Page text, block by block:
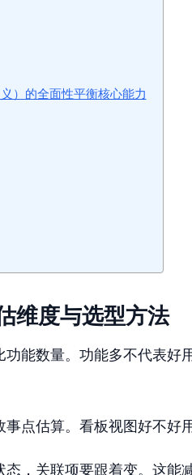
）的全面性平衡核心能力
维度与选型方法
能数量。功能多不代表好
点估算。看板视图好不好用
，关联项要跟着变。这能